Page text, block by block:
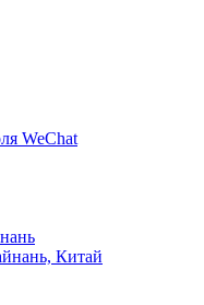
WeChat
Китай